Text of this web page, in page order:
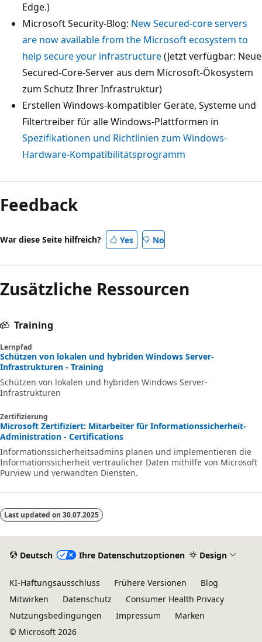
Edge.)
Microsoft Security-Blog: New Secured-core servers
are now available from the Microsoft ecosystem to
help secure your infrastructure(Jetzt verfügbar: Neue
Secured-Core-Server aus dem Microsoft-Ökosystem
zum Schutz Ihrer Infrastruktur)
Erstellen Windows-kompatibler Geräte, Systeme und
Filtertreiber für alle Windows-Plattformen in
Spezifikationen und Richtlinien zum Windows-
Hardware-Kompatibilitätsprogramm
Feedback
War diese Seite hilfreich? Yes No
Zusätzliche Ressourcen
Training
Lernpfad
Schützen von lokalen und hybriden Windows Server-
Infrastrukturen - Training
Schützen von lokalen und hybriden Windows Server-
Infrastrukturen
Zertifizierung
Microsoft Zertifiziert: Mitarbeiter für Informationssicherheit-
Administration - Certifications
Informationssicherheitsadmins planen und implementieren die
Informationssicherheit vertraulicher Daten mithilfe von Microsoft
Purview und verwandten Diensten.
Last updated on 30.07.2025
Deutsch Ihre Datenschutzoptionen Design
KI-Haftungsausschluss Frühere Versionen
Blog
Mitwirken
Datenschutz
Consumer Health Privacy
Nutzungsbedingungen
Impressum
Marken
© Microsoft 2026